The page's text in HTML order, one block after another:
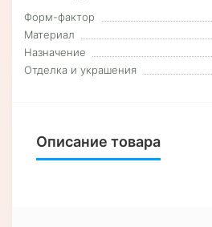
Форм-фактор
Материал
Назначение
Отделка и украшения
Описание товара